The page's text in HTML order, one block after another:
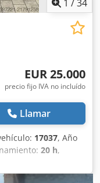
1 /34
EUR 25.000
precio fijo IVA no incluído
Llamar
17037, Año
20 h,
elevación:
de carga:500 mm,